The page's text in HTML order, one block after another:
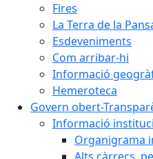
Fires
La Terra de la
Esdeveniments
Com arribar-hi
Informació
Hemeroteca
Govern obert-
Informació
Organigrama